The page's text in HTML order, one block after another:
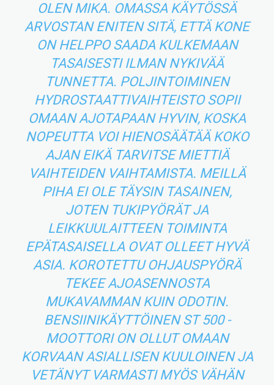
OLEN MIKA. OMASSA KÄYTÖSSÄ
ARVOSTAN ENITEN SITÄ, ETTÄ KONE
ON HELPPO SAADA KULKEMAAN
TASAISESTI ILMAN NYKIVÄÄ
TUNNETTA. POLJINTOIMINEN
HYDROSTAATTIVAIHTEISTO SOPII
OMAAN AJOTAPAAN HYVIN, KOSKA
NOPEUTTA VOI HIENOSÄÄTÄÄ KOKO
AJAN EIKÄ TARVITSE MIETTIÄ
VAIHTEIDEN VAIHTAMISTA. MEILLÄ
PIHA EI OLE TÄYSIN TASAINEN,
JOTEN TUKIPYÖRÄT JA
LEIKKUULAITTEEN TOIMINTA
EPÄTASAISELLA OVAT OLLEET HYVÄ
ASIA. KOROTETTU OHJAUSPYÖRÄ
TEKEE AJOASENNOSTA
MUKAVAMMAN KUIN ODOTIN.
BENSIINIKÄYTTÖINEN ST 500 -
MOOTTORI ON OLLUT OMAAN
KORVAAN ASIALLISEN KUULOINEN JA
VETÄNYT VARMASTI MYÖS VÄHÄN